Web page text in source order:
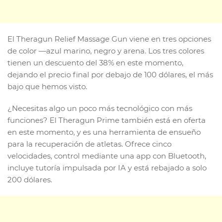
El Theragun Relief Massage Gun viene en tres opciones
de color —azul marino, negro y arena. Los tres colores
tienen un descuento del 38% en este momento,
dejando el precio final por debajo de 100 dólares, el más
bajo que hemos visto.
¿Necesitas algo un poco más tecnológico con más
funciones? El Theragun Prime también está en oferta
en este momento, y es una herramienta de ensueño
para la recuperación de atletas. Ofrece cinco
velocidades, control mediante una app con Bluetooth,
incluye tutoría impulsada por IA y está rebajado a solo
200 dólares.